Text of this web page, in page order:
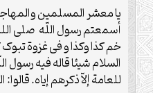
یا معشر المسلمین
أسمعتم رسول اللّه صلی
خم کذا وکذا و فی غزوة
السلام شیئا قاله فیه رسول
للعامة إلاّ ذکرهم إیاه. قالوا: